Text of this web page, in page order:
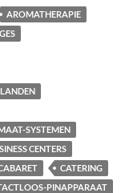
AROMATHERAPIE
SYSTEMEN
CENTERS
CATERING
PINAPPARAAT